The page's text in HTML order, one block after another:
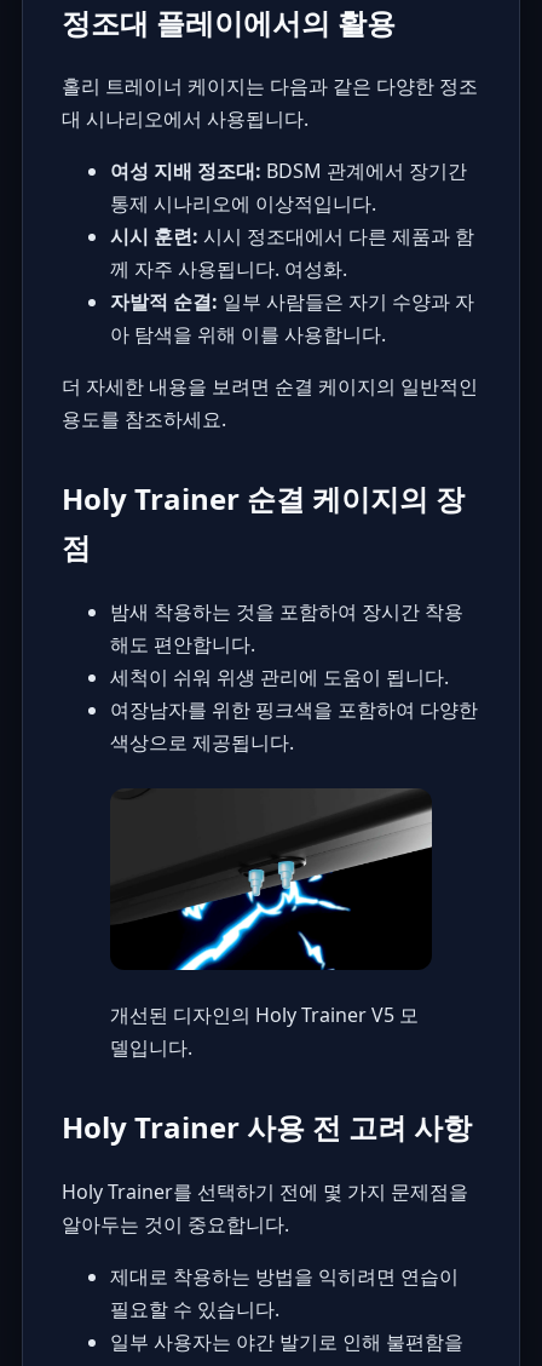
정조대 플레이에서의 활용
홀리 트레이너 케이지는 다음과 같은 다양한 정조
대 시나리오에서 사용됩니다.
여성 지배 정조대: BDSM 관계에서 장기간
통제 시나리오에 이상적입니다.
시시 훈련: 시시 정조대에서 다른 제품과 함
께 자주 사용됩니다. 여성화.
자발적 순결: 일부 사람들은 자기 수양과 자
아 탐색을 위해 이를 사용합니다.
더 자세한 내용을 보려면 순결 케이지의 일반적인
용도를 참조하세요.
Holy Trainer 순결 케이지의 장
점
밤새 착용하는 것을 포함하여 장시간 착용
해도 편안합니다.
세척이 쉬워 위생 관리에 도움이 됩니다.
여장남자를 위한 핑크색을 포함하여 다양한
색상으로 제공됩니다.
개선된 디자인의 Holy Trainer V5 모
델입니다.
Holy Trainer 사용 전 고려 사항
Holy Trainer를 선택하기 전에 몇 가지 문제점을
알아두는 것이 중요합니다.
제대로 착용하는 방법을 익히려면 연습이
필요할 수 있습니다.
일부 사용자는 야간 발기로 인해 불편함을